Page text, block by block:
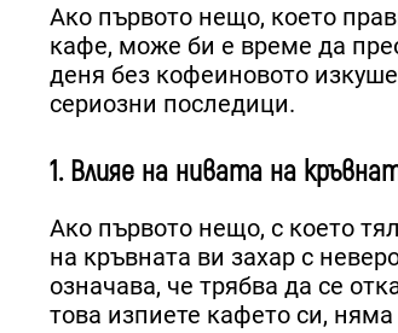
Ако първото нещо, което
кафе, може би е време да
деня без кофеиновото
сериозни последици.
1. Влияе на нивата на
Ако първото нещо, с което
на кръвната ви захар с
означава, че трябва да се
това изпиете кафето си,